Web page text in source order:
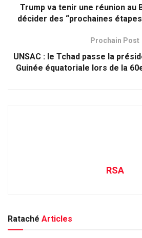
Trump va tenir une réunion au
décider des “prochaines
Prochain Post
UNSAC : le Tchad passe la
Guinée équatoriale lors de la
RSA
Rataché Articles